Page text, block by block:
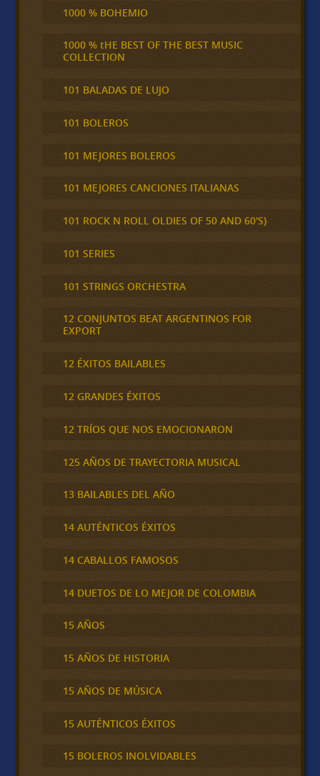
1000 % BOHEMIO
1000 % tHE BEST OF THE BEST MUSIC
COLLECTION
101 BALADAS DE LUJO
101 BOLEROS
101 MEJORES BOLEROS
101 MEJORES CANCIONES ITALIANAS
101 ROCK N ROLL OLDIES OF 50 AND 60'S}
101 SERIES
101 STRINGS ORCHESTRA
12 CONJUNTOS BEAT ARGENTINOS FOR
EXPORT
12 ÉXITOS BAILABLES
12 GRANDES ÉXITOS
12 TRÍOS QUE NOS EMOCIONARON
125 AÑOS DE TRAYECTORIA MUSICAL
13 BAILABLES DEL AÑO
14 AUTÉNTICOS ÉXITOS
14 CABALLOS FAMOSOS
14 DUETOS DE LO MEJOR DE COLOMBIA
15 AÑOS
15 AÑOS DE HISTORIA
15 AÑOS DE MÚSICA
15 AUTÉNTICOS ÉXITOS
15 BOLEROS INOLVIDABLES